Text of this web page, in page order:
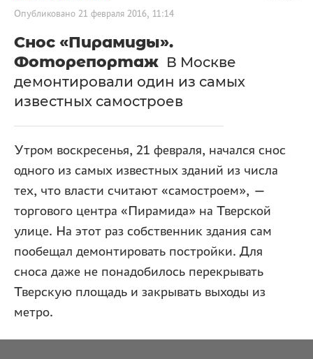
Опубликовано 21 февраля 2016, 11:14
Снос «Пирамиды».
Фоторепортаж В Москве
демонтировали один из самых
известных самостроев
Утром воскресенья, 21 февраля, начался снос
одного из самых известных зданий из числа
тех, что власти считают «самостроем», —
торгового центра «Пирамида» на Тверской
улице. На этот раз собственник здания сам
пообещал демонтировать постройки. Для
сноса даже не понадобилось перекрывать
Тверскую площадь и закрывать выходы из
метро.